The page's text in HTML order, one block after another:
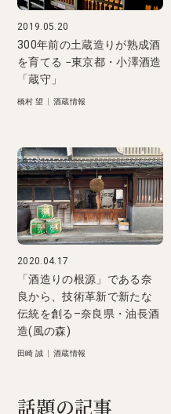
2019.05.20
300年前の土蔵造りが熟成酒
を育てる −東京都・小澤酒造
「蔵守」
橋村 望 酒蔵情報
2020.04.17
「酒造りの根源」である奈
良から、技術革新で新たな
伝統を創る–奈良県・油長酒
造(風の森)
田崎 誠 酒蔵情報
話題の記事